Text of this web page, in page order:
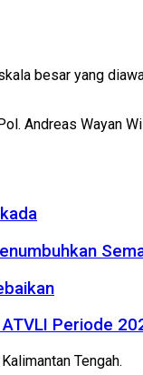
besar yang
Andreas Wayan
Periode
Tengah.